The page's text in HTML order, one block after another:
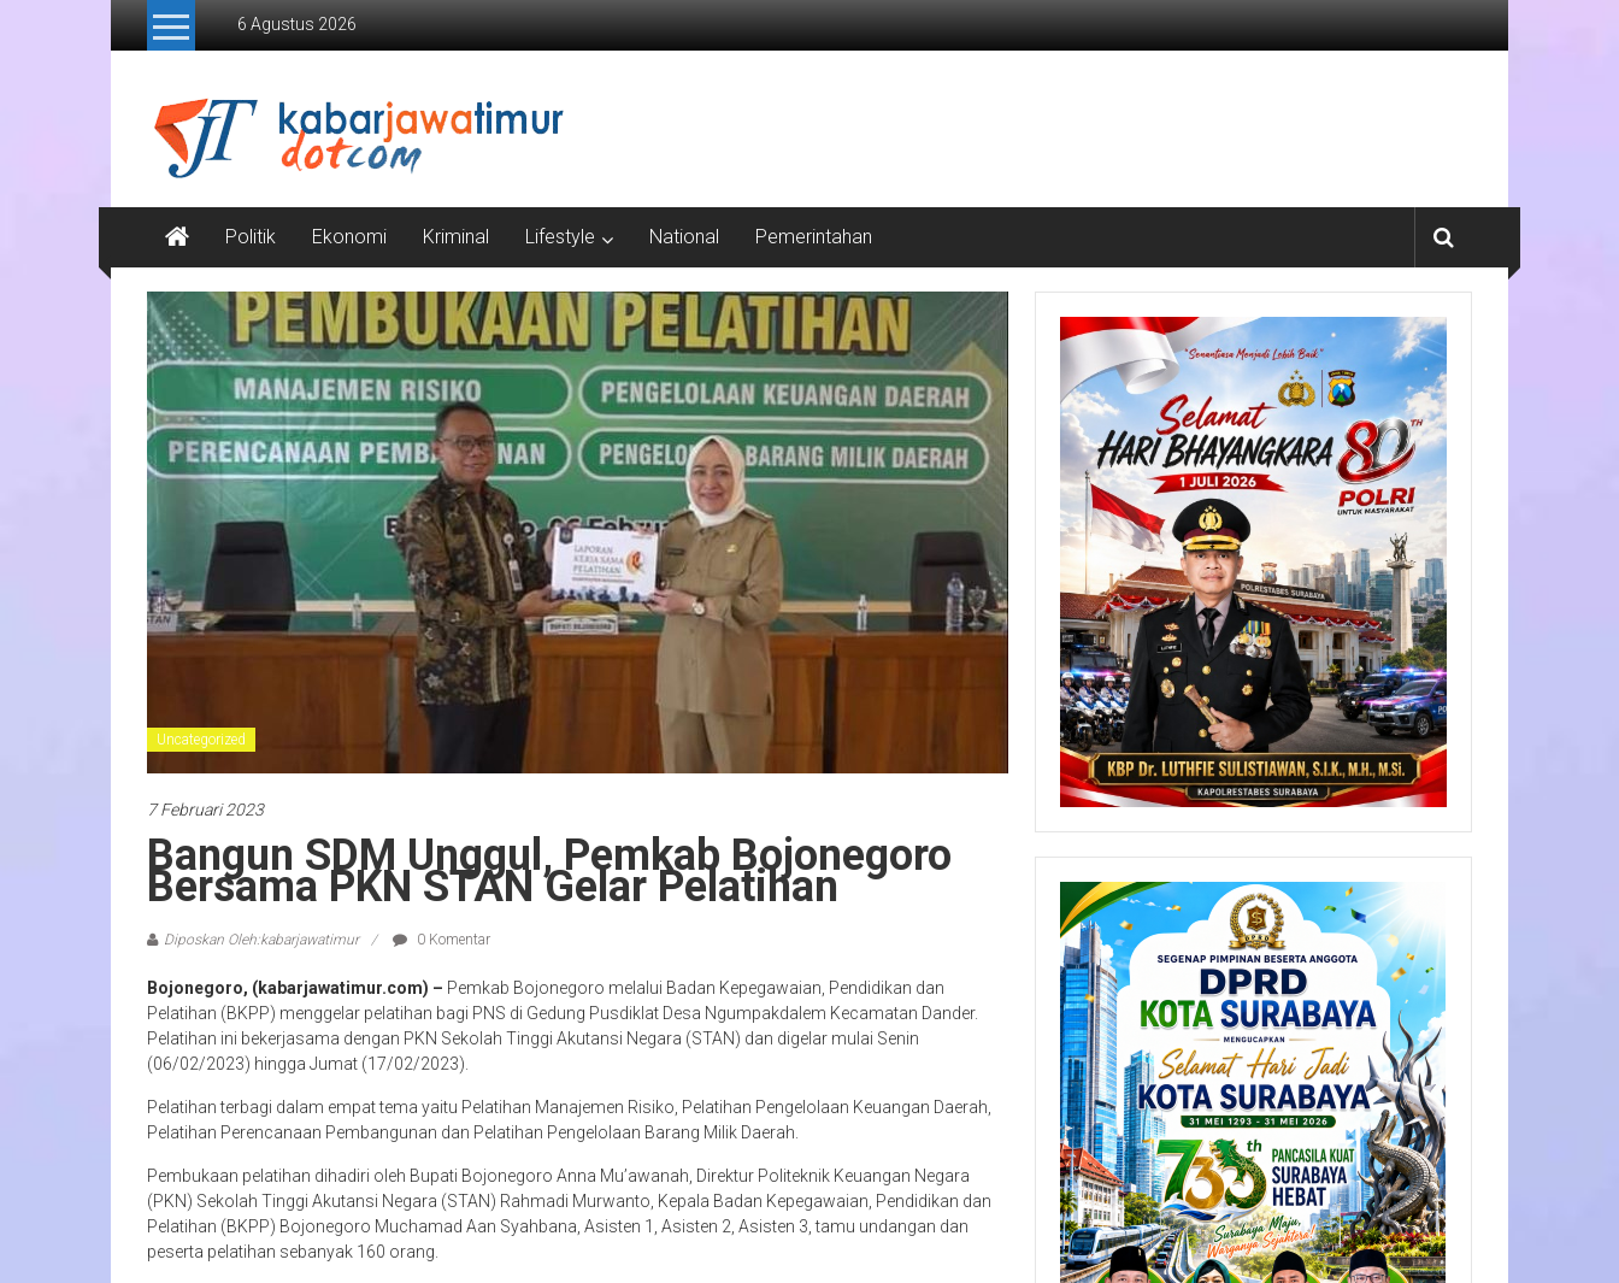
Lompat
6 Agustus 2026
Kabar
Jawa
Timur
Media
Online
Jawa
Timur
Politik Ekonomi Kriminal Lifestyle National Pemerintahan
Uncategorized
7 Februari 2023
Bangun SDM Unggul, Pemkab Bojonegoro
Bersama PKN STAN Gelar Pelatihan
Diposkan Oleh:kabarjawatimur 0 Komentar
Bojonegoro, (kabarjawatimur.com) – Pemkab Bojonegoro melalui Badan Kepegawaian, Pendidikan dan
Pelatihan (BKPP) menggelar pelatihan bagi PNS di Gedung Pusdiklat Desa Ngumpakdalem Kecamatan Dander.
Pelatihan ini bekerjasama dengan PKN Sekolah Tinggi Akutansi Negara (STAN) dan digelar mulai Senin
(06/02/2023) hingga Jumat (17/02/2023).
Pelatihan terbagi dalam empat tema yaitu Pelatihan Manajemen Risiko, Pelatihan Pengelolaan Keuangan Daerah,
Pelatihan Perencanaan Pembangunan dan Pelatihan Pengelolaan Barang Milik Daerah.
Pembukaan pelatihan dihadiri oleh Bupati Bojonegoro Anna Mu’awanah, Direktur Politeknik Keuangan Negara
(PKN) Sekolah Tinggi Akutansi Negara (STAN) Rahmadi Murwanto, Kepala Badan Kepegawaian, Pendidikan dan
Pelatihan (BKPP) Bojonegoro Muchamad Aan Syahbana, Asisten 1, Asisten 2, Asisten 3, tamu undangan dan
peserta pelatihan sebanyak 160 orang.